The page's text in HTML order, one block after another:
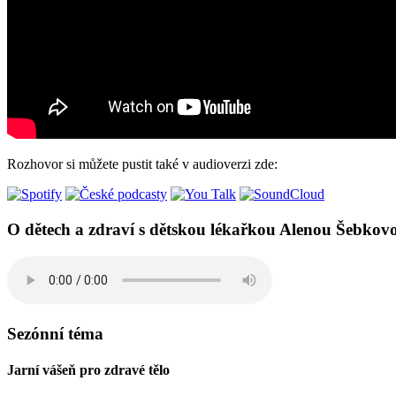
Rozhovor si můžete pustit také v audioverzi zde:
O dětech a zdraví s dětskou lékařkou Alenou
Sezónní téma
Jarní vášeň pro zdravé tělo